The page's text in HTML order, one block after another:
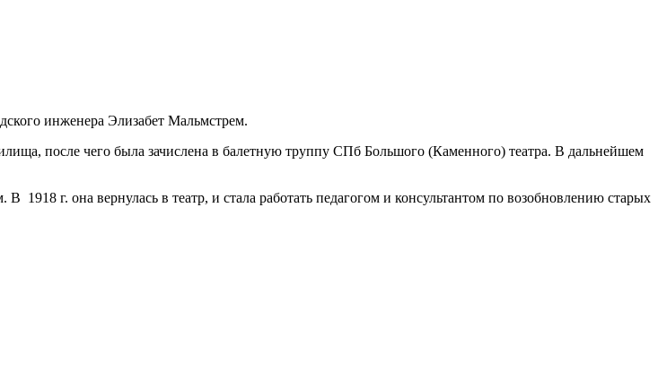
инженера Элизабет Мальмстрем.
после чего была зачислена в балетную труппу СПб Большого (Каменного) театра. В дальнейшем
г. она вернулась в театр, и стала работать педагогом и консультантом по возобновлению старых